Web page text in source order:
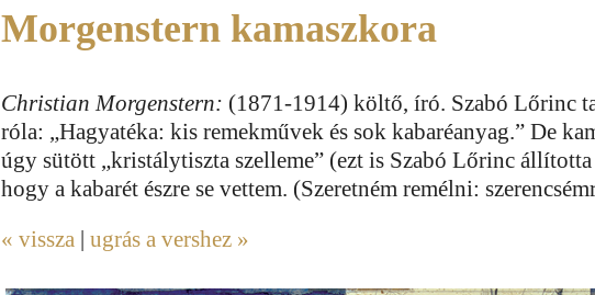
Morgenstern kamaszkora
Christian Morgenstern: (1871-1914) költő, író. Szabó Lőrinc
róla: „Hagyatéka: kis remekművek és sok kabaréanyag.” De
úgy sütött „kristálytiszta szelleme” (ezt is Szabó Lőrinc
hogy a kabarét észre se vettem. (Szeretném remélni:
« vissza |ugrás a vershez »